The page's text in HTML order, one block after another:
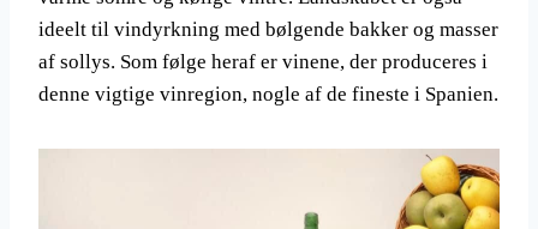
ideelt til vindyrkning med bølgende bakker og masser
af sollys. Som følge heraf er vinene, der produceres i
denne vigtige vinregion, nogle af de fineste i Spanien.